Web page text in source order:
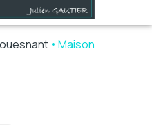
Maison